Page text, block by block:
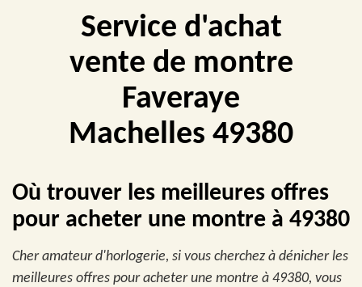
Service d'achat
vente de montre
Faveraye
Machelles 49380
Où trouver les meilleures offres
pour acheter une montre à 49380
Cher amateur d'horlogerie, si vous cherchez à dénicher les
meilleures offres pour acheter une montre à 49380, vous